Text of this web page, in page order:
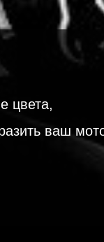
цвета,
ваш